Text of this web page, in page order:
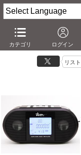
カテゴリ ログイン
ベセト、「ラジオバン
－AM/FMをMP3/WAV
リスト